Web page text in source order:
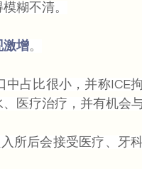
糊不清。
激增。
占比很小，并称ICE
医疗治疗，并有机会
所后会接受医疗、牙